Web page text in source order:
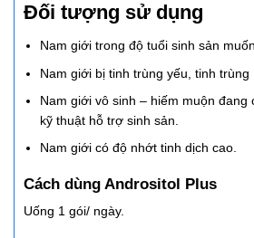
Đối tượng sử dụng
Nam giới trong độ tuổi sinh sản
Nam giới bị tinh trùng yếu, tinh trùng
Nam giới vô sinh – hiếm muộn đang
kỹ thuật hỗ trợ sinh sản.
Nam giới có độ nhớt tinh dịch cao.
Cách dùng Andrositol Plus
Uống 1 gói/ ngày.